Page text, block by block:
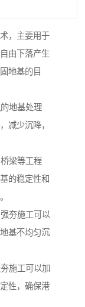
，主要用于
由下落产生
地基的目
地基处理
减少沉降，
梁等工程
的稳定性和
夯施工可以
基不均匀沉
施工可以加
性，确保港